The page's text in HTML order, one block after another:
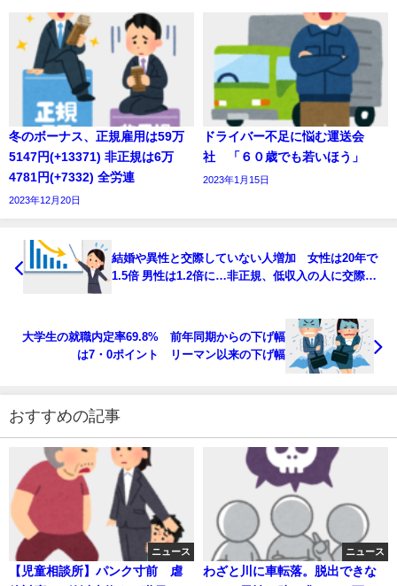
冬のボーナス、正規雇用は59万
5147円(+13371) 非正規は6万
4781円(+7332) 全労連
2023年12月20日
ドライバー不足に悩む運送会
社 「６０歳でも若いほう」
2023年1月15日
結婚や異性と交際していない人増加 女性は20年で
1.5倍 男性は1.2倍に…非正規、低収入の人に交際を
大学生の就職内定率69.8% 前年同期からの下げ幅
は7・0ポイント リーマン以来の下げ幅
おすすめの記事
ニュース
【児童相談所】パンク寸前 虐
ニュース
わざと川に車転落。脱出できな